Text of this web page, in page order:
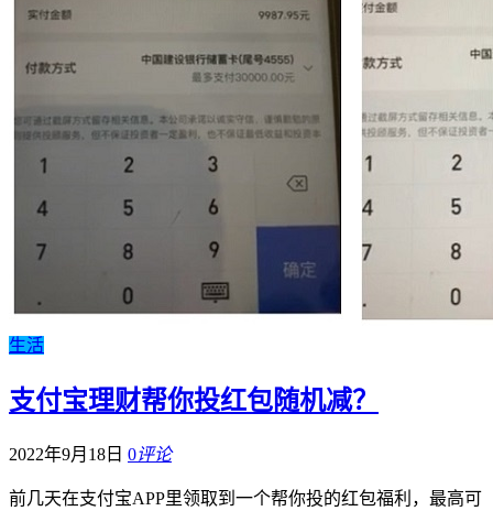
生活
支付宝理财帮你投红包随机减？
2022年9月18日 0评论
前几天在支付宝APP里领取到一个帮你投的红包福利，最高可